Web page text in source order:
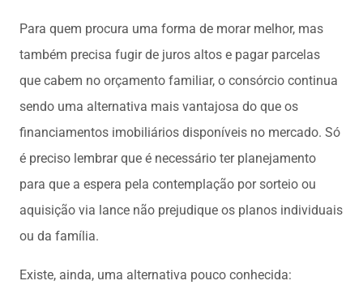
Para quem procura uma forma de morar melhor, mas
também precisa fugir de juros altos e pagar parcelas
que cabem no orçamento familiar, o consórcio continua
sendo uma alternativa mais vantajosa do que os
financiamentos imobiliários disponíveis no mercado. Só
é preciso lembrar que é necessário ter planejamento
para que a espera pela contemplação por sorteio ou
aquisição via lance não prejudique os planos individuais
ou da família.
Existe, ainda, uma alternativa pouco conhecida: